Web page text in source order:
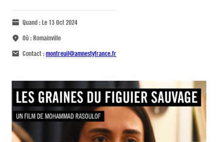
Quand :Le 13 Oct 2024
Où :Romainville
Contact :montreuil@amnestyfrance.fr